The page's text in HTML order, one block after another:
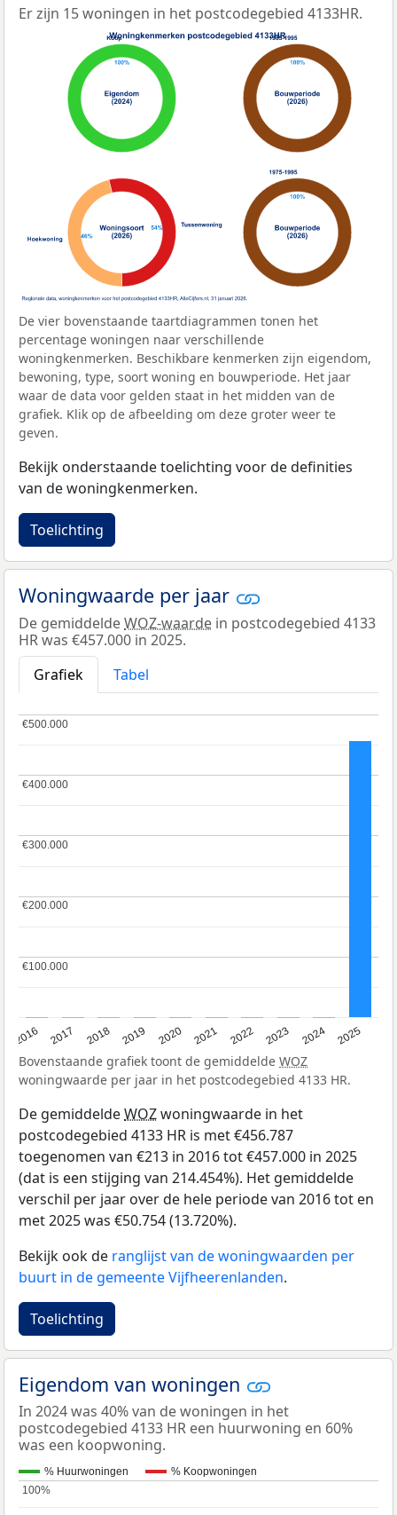
Er zijn 15 woningen in het postcodegebied 4133HR.
De vier bovenstaande taartdiagrammen tonen het
percentage woningen naar verschillende
woningkenmerken. Beschikbare kenmerken zijn eigendom,
bewoning, type, soort woning en bouwperiode. Het jaar
waar de data voor gelden staat in het midden van de
grafiek. Klik op de afbeelding om deze groter weer te
geven.
Bekijk onderstaande toelichting voor de definities
van de woningkenmerken.
Toelichting
Woningwaarde per jaar
De gemiddeldeWOZ-waarde in postcodegebied 4133
HR was €457.000 in 2025.
Grafiek
Tabel
2016 2017 2018 2019 2020 2021 2022 2023 2024 2025
€100.000
€100.000
€200.000
€200.000
€300.000
€300.000
€400.000
€400.000
€500.000
€500.000
Bovenstaande grafiek toont de gemiddelde WOZ
woningwaarde per jaar in het postcodegebied 4133 HR.
De gemiddeldeWOZwoningwaarde in het
postcodegebied 4133 HR is met €456.787
toegenomen van €213 in 2016 tot €457.000 in 2025
(dat is een stijging van 214.454%). Het gemiddelde
verschil per jaar over de hele periode van 2016 tot en
met 2025 was €50.754 (13.720%).
Bekijk ook de ranglijst van de woningwaarden per
buurt in de gemeente Vijfheerenlanden.
Toelichting
Eigendom van woningen
In 2024 was 40% van de woningen in het
postcodegebied 4133 HR een huurwoning en 60%
was een koopwoning.
% Huurwoningen
% Koopwoningen
100%
100%